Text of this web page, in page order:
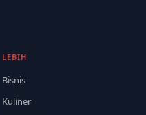
LEBIH
Bisnis
Kuliner